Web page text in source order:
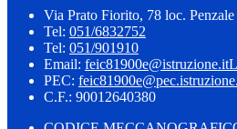
Via Prato Fiorito, 78 loc.
Tel: 051/6832752
Tel: 051/901910
Email: feic81900e@istruzione.it
PEC:
C.F.: 90012640380